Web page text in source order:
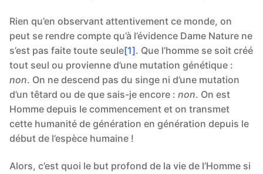
Rien qu’en observant attentivement ce monde, on
peut se rendre compte qu’à l’évidence Dame Nature ne
s’est pas faite toute seule[1]. Que l’homme se soit créé
tout seul ou provienne d’une mutation génétique :
non. On ne descend pas du singe ni d’une mutation
d’un têtard ou de que sais-je encore : non. On est
Homme depuis le commencement et on transmet
cette humanité de génération en génération depuis le
début de l’espèce humaine !
Alors, c’est quoi le but profond de la vie de l’Homme si